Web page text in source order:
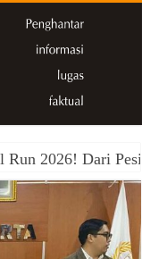
2026! Dari